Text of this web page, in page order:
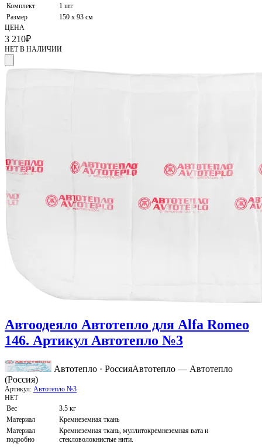
Комплект
1 шт.
Размер
150 х 93 см
ЦЕНА
3 210₽
НЕТ В НАЛИЧИИ
Автоодеяло Автотепло для Alfa Romeo
146. Артикул Автотепло №3
Автотепло · РоссияАвтотепло — Автотепло
(Россия)
Артикул: Автотепло №3
НЕТ
Вес
3.5 кг
Материал
Кремнеземная ткань
Материал
подробно
Кремнеземная ткань, муллитокремнеземная вата и
стекловолокнистые нити.